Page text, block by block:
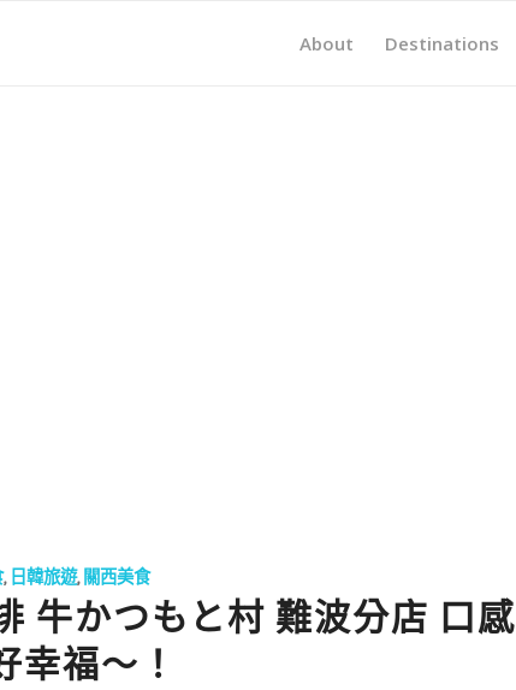
About Destinations
, 日韓旅遊, 關西美食
牛かつもと村 難波分店 口感
幸福～！